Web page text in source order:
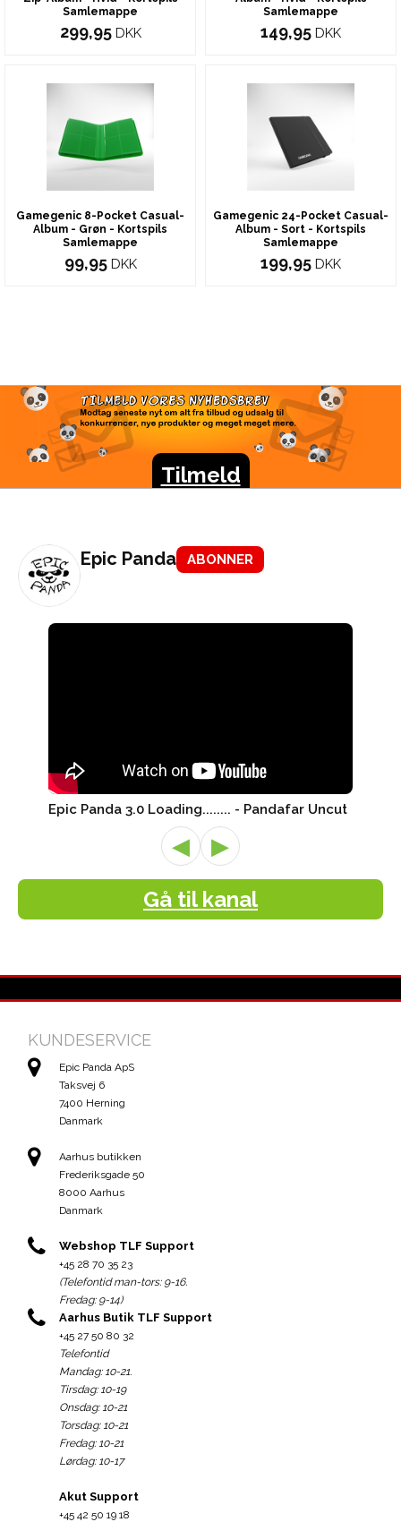
Samlemappe
299,95 DKK
Samlemappe
149,95 DKK
Gamegenic 8-Pocket Casual-
Album - Grøn - Kortspils
Samlemappe
99,95 DKK
Gamegenic 24-Pocket Casual-
Album - Sort - Kortspils
Samlemappe
199,95 DKK
TILMELD VORES
NYHEDSBREV
Modtag seneste nyt om alt fra tilbud og udsalg til
konkurrencer, nye produkter og meget meget mere.
Tilmeld
Epic Panda ABONNER
Epic Panda 3.0 Loading........ - Pandafar Uncut
◀ ▶
Gå til kanal
KUNDESERVICE
Epic Panda ApS
Taksvej 6
7400 Herning
Danmark
Aarhus butikken
Frederiksgade 50
8000 Aarhus
Danmark
Webshop TLF Support
+45 28 70 35 23
(Telefontid man-tors: 9-16.
Fredag: 9-14)
Aarhus Butik TLF Support
+45 27 50 80 32
Telefontid
Mandag: 10-21.
Tirsdag: 10-19
Onsdag: 10-21
Torsdag: 10-21
Fredag: 10-21
Lørdag: 10-17
Akut Support
+45 42 50 19 18